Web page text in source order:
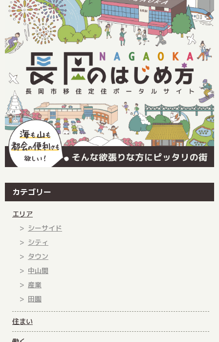
カテゴリー
エリア
シーサイド
シティ
タウン
中山間
産業
田園
住まい